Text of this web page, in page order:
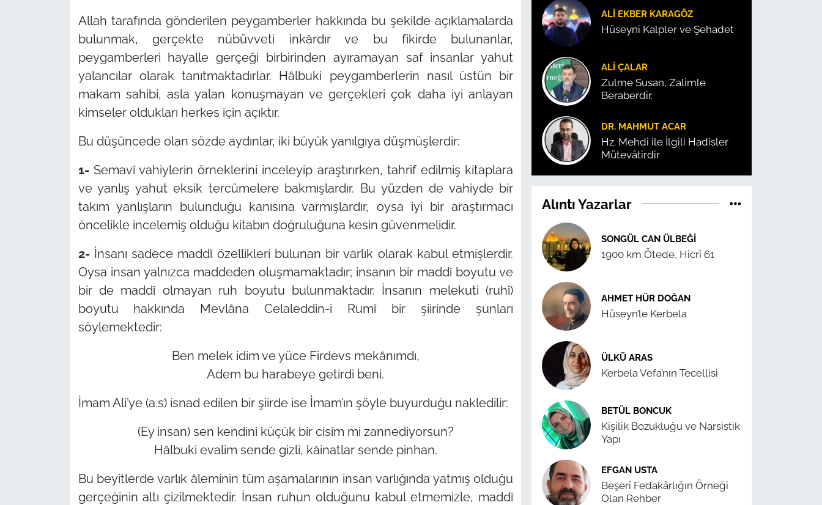
Allah tarafında gönderilen peygamberler hakkında bu şekilde açıklamalarda
bulunmak, gerçekte nübüvveti inkârdır ve bu fikirde bulunanlar,
peygamberleri hayalle gerçeği birbirinden ayıramayan saf insanlar yahut
yalancılar olarak tanıtmaktadırlar. Hâlbuki peygamberlerin nasıl üstün bir
makam sahibi, asla yalan konuşmayan ve gerçekleri çok daha iyi anlayan
kimseler oldukları herkes için açıktır.
Bu düşüncede olan sözde aydınlar, iki büyük yanılgıya düşmüşlerdir:
1- Semavî vahiylerin örneklerini inceleyip araştırırken, tahrif edilmiş kitaplara
ve yanlış yahut eksik tercümelere bakmışlardır. Bu yüzden de vahiyde bir
takım yanlışların bulunduğu kanısına varmışlardır, oysa iyi bir araştırmacı
öncelikle incelemiş olduğu kitabın doğruluğuna kesin güvenmelidir.
2-İnsanı sadece maddî özellikleri bulunan bir varlık olarak kabul etmişlerdir.
Oysa insan yalnızca maddeden oluşmamaktadır; insanın bir maddî boyutu ve
bir de maddî olmayan ruh boyutu bulunmaktadır. İnsanın melekuti (ruhî)
boyutu hakkında Mevlâna Celaleddin-i Rumî bir şiirinde şunları
söylemektedir:
Ben melek idim ve yüce Firdevs mekânımdı,
Adem bu harabeye getirdi beni.
İmam Ali’ye (a.s) isnad edilen bir şiirde ise İmam’ın şöyle buyurduğu nakledilir:
(Ey insan) sen kendini küçük bir cisim mi zannediyorsun?
Hâlbuki evalim sende gizli, kâinatlar sende pinhan.
Bu beyitlerde varlık âleminin tüm aşamalarının insan varlığında yatmış olduğu
gerçeğinin altı çizilmektedir. İnsan ruhun olduğunu kabul etmemizle, maddî
ALI EKBER KARAGÖZ
Hüseyni Kalpler ve Şehadet
ALI ÇALAR
Zulme Susan, Zalimle
Beraberdir.
DR. MAHMUT ACAR
Hz. Mehdi ile İlgili Hadisler
Mütevâtirdir
Alıntı Yazarlar
SONGÜL CAN ÜLBEĞI
1900 km Ötede, Hicrî 61
AHMET HÜR DOĞAN
Hüseyn’le Kerbela
ÜLKÜ ARAS
Kerbela Vefa’nın Tecellisi
BETÜL BONCUK
Kişilik Bozukluğu ve Narsistik
Yapı
EFGAN USTA
Beşerî Fedakârlığın Örneği
Olan Rehber